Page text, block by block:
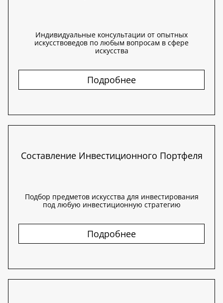
Индивидуальные консультации от опытных
искусствоведов по любым вопросам в сфере
искусства
Подробнее
Составление Инвестиционного Портфеля
Подбор предметов искусства для инвестирования
под любую инвестиционную стратегию
Подробнее